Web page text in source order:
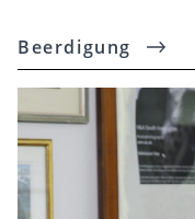
Beerdigung